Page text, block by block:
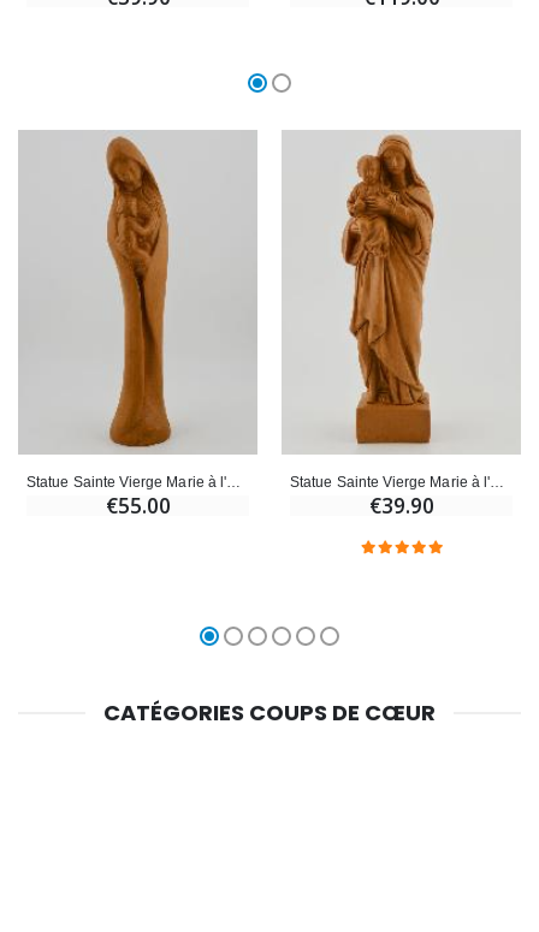
€55.00 €39.90
CATÉGORIES COUPS DE CŒUR